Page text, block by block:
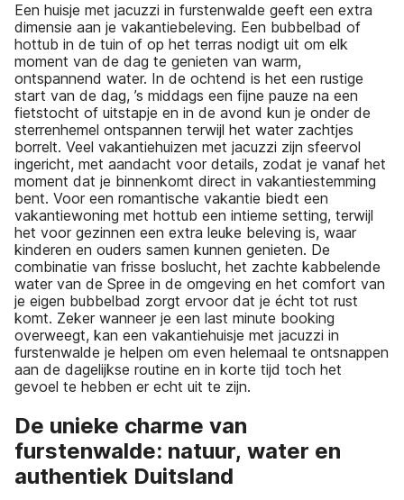
Een huisje met jacuzzi in furstenwalde geeft een extra
dimensie aan je vakantiebeleving. Een bubbelbad of
hottub in de tuin of op het terras nodigt uit om elk
moment van de dag te genieten van warm,
ontspannend water. In de ochtend is het een rustige
start van de dag, ’s middags een fijne pauze na een
fietstocht of uitstapje en in de avond kun je onder de
sterrenhemel ontspannen terwijl het water zachtjes
borrelt. Veel vakantiehuizen met jacuzzi zijn sfeervol
ingericht, met aandacht voor details, zodat je vanaf het
moment dat je binnenkomt direct in vakantiestemming
bent. Voor een romantische vakantie biedt een
vakantiewoning met hottub een intieme setting, terwijl
het voor gezinnen een extra leuke beleving is, waar
kinderen en ouders samen kunnen genieten. De
combinatie van frisse boslucht, het zachte kabbelende
water van de Spree in de omgeving en het comfort van
je eigen bubbelbad zorgt ervoor dat je écht tot rust
komt. Zeker wanneer je een last minute booking
overweegt, kan een vakantiehuisje met jacuzzi in
furstenwalde je helpen om even helemaal te ontsnappen
aan de dagelijkse routine en in korte tijd toch het
gevoel te hebben er echt uit te zijn.
De unieke charme van
furstenwalde: natuur, water en
authentiek Duitsland